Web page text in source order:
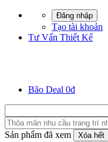
Đăng nhập
Tạo tài khoản
Tư Vấn Thiết Kế
Bão Deal 0đ
Sản phẩm đã xem Xóa hết